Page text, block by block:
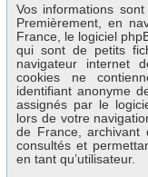
Vos informations
Premièrement, en
France, le logiciel
qui sont de petits
navigateur internet
cookies ne
identifiant anonyme
assignés par le
lors de votre
de France,
consultés et
en tant qu’utilisateur.